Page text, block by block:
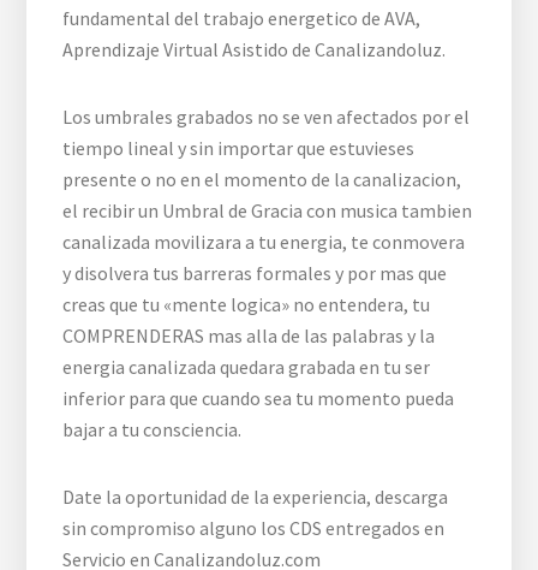
fundamental del trabajo energetico de AVA,
Aprendizaje Virtual Asistido de Canalizandoluz.
Los umbrales grabados no se ven afectados por el
tiempo lineal y sin importar que estuvieses
presente o no en el momento de la canalizacion,
el recibir un Umbral de Gracia con musica tambien
canalizada movilizara a tu energia, te conmovera
y disolvera tus barreras formales y por mas que
creas que tu «mente logica» no entendera, tu
COMPRENDERAS mas alla de las palabras y la
energia canalizada quedara grabada en tu ser
inferior para que cuando sea tu momento pueda
bajar a tu consciencia.
Date la oportunidad de la experiencia, descarga
sin compromiso alguno los CDS entregados en
Servicio en Canalizandoluz.com